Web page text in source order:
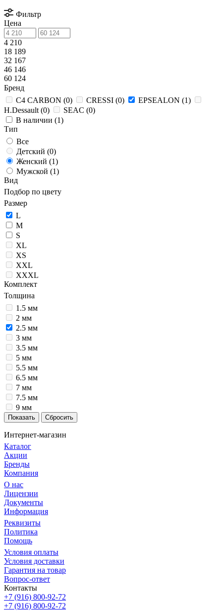
Фильтр
Цена
4 210
18 189
32 167
46 146
60 124
Бренд
C4 CARBON (0) CRESSI (0) EPSEALON (1)
H.Dessault (0) SEAC (0)
В наличии (1)
Тип
Все
Детский (0)
Женский (1)
Мужской (1)
Вид
Подбор по цвету
Размер
L
M
S
XL
XS
XXL
XXXL
Комплект
Толщина
1.5 мм
2 мм
2.5 мм
3 мм
3.5 мм
5 мм
5.5 мм
6.5 мм
7 мм
7.5 мм
9 мм
Сбросить
Интернет-магазин
Каталог
Акции
Бренды
Компания
О нас
Лицензии
Документы
Информация
Реквизиты
Политика
Помощь
Условия оплаты
Условия доставки
Гарантия на товар
Вопрос-ответ
Контакты
+7 (916) 800-92-72
+7 (916) 800-92-72